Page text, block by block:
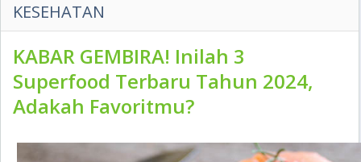
KESEHATAN
KABAR GEMBIRA! Inilah 3
Superfood Terbaru Tahun 2024,
Adakah Favoritmu?